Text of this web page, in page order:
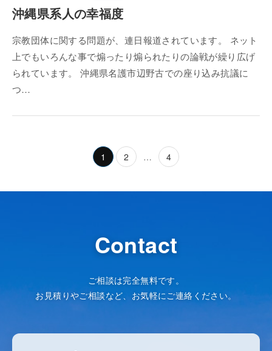
沖縄県系人の幸福度
宗教団体に関する問題が、連日報道されています。 ネット
上でもいろんな事で煽ったり煽られたりの論戦が繰り広げ
られています。 沖縄県名護市辺野古での座り込み抗議に
つ…
1 2 … 4
Contact
ご相談は完全無料です。
お見積りやご相談など、お気軽にご連絡ください。